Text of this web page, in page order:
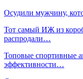
Осудили мужчину,
Тот самый ИЖ из
распродали…
Топовые спортивные
эффективности…